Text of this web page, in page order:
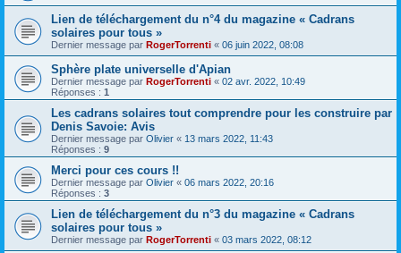
Lien de téléchargement du n°4 du magazine « Cadrans
solaires pour tous »
Dernier message par RogerTorrenti « 06 juin 2022, 08:08
Sphère plate universelle d'Apian
Dernier message par RogerTorrenti « 02 avr. 2022, 10:49
Réponses : 1
Les cadrans solaires tout comprendre pour les construire par
Denis Savoie: Avis
Dernier message par Olivier « 13 mars 2022, 11:43
Réponses : 9
Merci pour ces cours !!
Dernier message par Olivier « 06 mars 2022, 20:16
Réponses : 3
Lien de téléchargement du n°3 du magazine « Cadrans
solaires pour tous »
Dernier message par RogerTorrenti « 03 mars 2022, 08:12